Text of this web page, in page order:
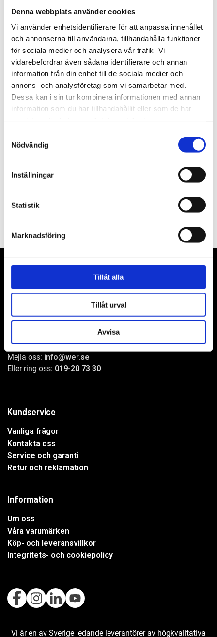
Denna webbplats använder cookies
Vi använder enhetsidentifierare för att anpassa innehållet
och annonserna till användarna, tillhandahålla funktioner
för sociala medier och analysera vår trafik. Vi
vidarebefordrar även sådana identifierare och annan
information från din enhet till de sociala medier och
annons- och analysföretag som vi samarbetar med.
Dessa kan i sin tur kombinera informationen med annan
information som du har tillhandahållit eller som de har
Nödvändig
Inställningar
Statistik
Marknadsföring
Tillåt alla
Tillåt urval
Avvisa
330 kr
st Lägg i varukorgen
Finns i lager
Beskrivning
Adress: Elementvägen 7, 702 27 Örebro
Mejla oss: info@wer.se
Eller ring oss: 019-20 73 30
Kundservice
Vanliga frågor
Kontakta oss
Service och garanti
Retur och reklamation
Information
Om oss
Våra varumärken
Köp- och leveransvillkor
Integritets- och cookiepolicy
Vi är en av Sverige ledande leverantörer av högkvalitativa